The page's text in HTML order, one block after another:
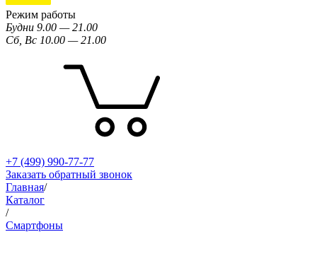
Режим работы
Будни 9.00 — 21.00
Сб, Вс 10.00 — 21.00
+7 (499) 990-77-77
Заказать обратный звонок
Главная/
Каталог
/
Смартфоны